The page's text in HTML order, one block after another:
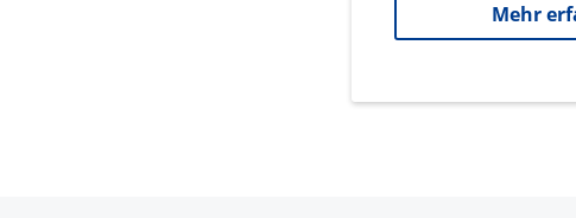
Mehr